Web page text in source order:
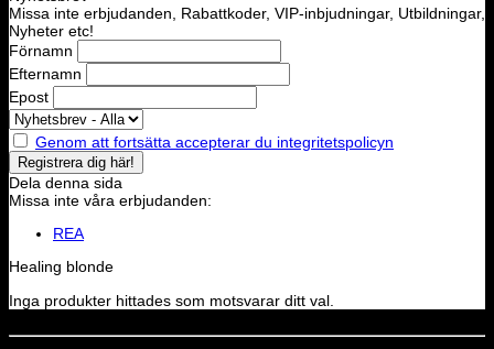
Missa inte erbjudanden, Rabattkoder, VIP-inbjudningar, Utbildningar,
Nyheter etc!
Förnamn
Efternamn
Epost
Genom att fortsätta accepterar du integritetspolicyn
Dela denna sida
Missa inte våra erbjudanden:
REA
Healing blonde
Inga produkter hittades som motsvarar ditt val.